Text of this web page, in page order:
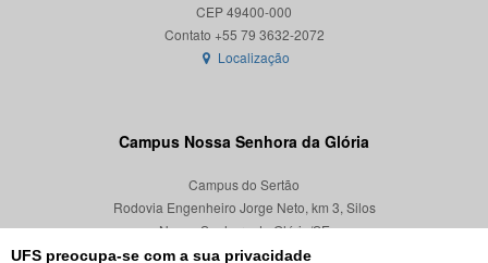
UFS preocupa-se com a sua privacidade
CEP 49400-000
Localização
Campus Nossa Senhora da Glória
Campus do Sertão
Rodovia Engenheiro Jorge Neto, km 3, Silos
Nossa Senhora da Glória/SE
CEP 49680-000